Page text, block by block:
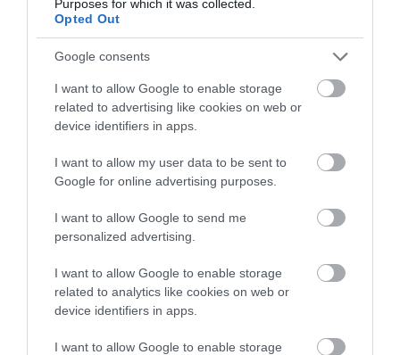
Purposes for which it was collected.
Opted Out
Google consents
I want to allow Google to enable storage
related to advertising like cookies on web or
device identifiers in apps.
I want to allow my user data to be sent to
Google for online advertising purposes.
I want to allow Google to send me
personalized advertising.
I want to allow Google to enable storage
related to analytics like cookies on web or
device identifiers in apps.
I want to allow Google to enable storage
ΘΡΗΣΚΕΙΑ
Πατριάρχης Βαρθολομαίος και Πάπας
Λέων σε κοινή λειτουργία και
αναφορές για κοινό Πάσχα
30.11.2025 | 13:01